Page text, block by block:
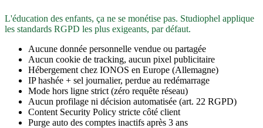
L'éducation des enfants, ça ne se monétise pas. Studiophel applique
les standards RGPD les plus exigeants, par défaut.
Aucune donnée personnelle vendue ou partagée
Aucun cookie de tracking, aucun pixel publicitaire
Hébergement chez IONOS en Europe (Allemagne)
IP hashée + sel journalier, perdue au redémarrage
Mode hors ligne strict (zéro requête réseau)
Aucun profilage ni décision automatisée (art. 22 RGPD)
Content Security Policy stricte côté client
Purge auto des comptes inactifs après 3 ans